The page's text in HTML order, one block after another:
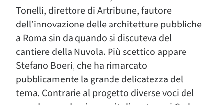
Tonelli, direttore di Artribune, fautore
dell’innovazione delle architetture pubbliche
a Roma sin da quando si discuteva del
cantiere della Nuvola. Più scettico appare
Stefano Boeri, che ha rimarcato
pubblicamente la grande delicatezza del
tema. Contrarie al progetto diverse voci del